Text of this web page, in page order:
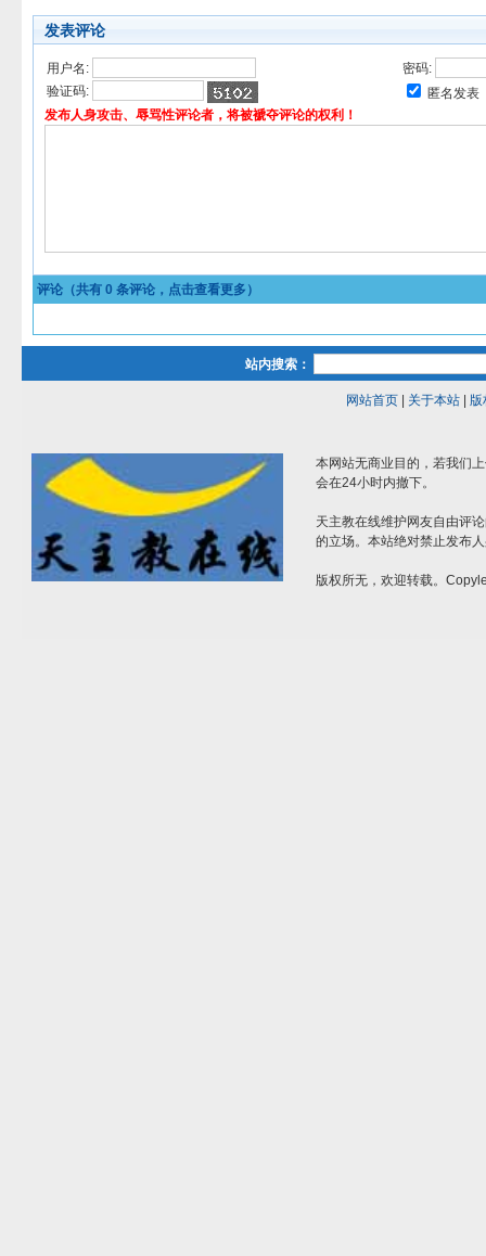
发表评论
用户名:
密码:
验证码:
匿名发表
发布人身攻击、辱骂性评论者，将被褫夺评论的权利！
评论（共有 0 条评论，点击查看更多）
站内搜索：
网站首页| 关于本站| 版
本网站无商业目的，若我们
会在24小时内撤下。
天主教在线维护网友自由评
的立场。本站绝对禁止发布
版权所无，欢迎转载。